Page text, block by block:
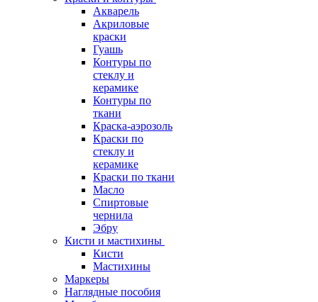
Акварель
Акриловые
краски
Гуашь
Контуры по
стеклу и
керамике
Контуры по
ткани
Краска-аэрозоль
Краски по
стеклу и
керамике
Краски по ткани
Масло
Спиртовые
чернила
Эбру
Кисти и мастихины
Кисти
Мастихины
Маркеры
Наглядные пособия